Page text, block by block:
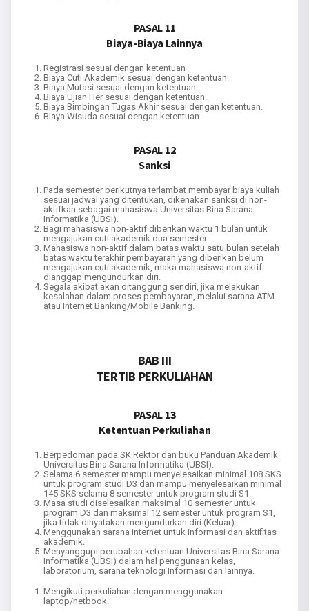
PASAL 11
Biaya-Biaya Lainnya
Registrasi sesuai dengan ketentuan
Biaya Cuti Akademik sesuai dengan ketentuan.
Biaya Mutasi sesuai dengan ketentuan.
Biaya Ujian Her sesuai dengan ketentuan.
Biaya Bimbingan Tugas Akhir sesuai dengan ketentuan.
Biaya Wisuda sesuai dengan ketentuan.
PASAL 12
Sanksi
Pada semester berikutnya terlambat membayar biaya kuliah
sesuai jadwal yang ditentukan, dikenakan sanksi di non-
aktifkan sebagai mahasiswa Universitas Bina Sarana
Informatika (UBSI).
Bagi mahasiswa non-aktif diberikan waktu 1 bulan untuk
mengajukan cuti akademik dua semester.
Mahasiswa non-aktif dalam batas waktu satu bulan setelah
batas waktu terakhir pembayaran yang diberikan belum
mengajukan cuti akademik, maka mahasiswa non-aktif
dianggap mengundurkan diri.
Segala akibat akan ditanggung sendiri, jika melakukan
kesalahan dalam proses pembayaran, melalui sarana ATM
atau Internet Banking/Mobile Banking.
BAB III
TERTIB PERKULIAHAN
PASAL 13
Ketentuan Perkuliahan
Berpedoman pada SK Rektor dan buku Panduan Akademik
Universitas Bina Sarana Informatika (UBSI).
Selama 6 semester mampu menyelesaikan minimal 108 SKS
untuk program studi D3 dan mampu menyelesaikan minimal
145 SKS selama 8 semester untuk program studi S1.
Masa studi diselesaikan maksimal 10 semester untuk
program D3 dan maksimal 12 semester untuk program S1,
jika tidak dinyatakan mengundurkan diri (Keluar).
Menggunakan sarana internet untuk informasi dan aktifitas
akademik.
Menyanggupi perubahan ketentuan Universitas Bina Sarana
Informatika (UBSI) dalam hal penggunaan kelas,
laboratorium, sarana teknologi Informasi dan lainnya.
Mengikuti perkuliahan dengan menggunakan
laptop/netbook.